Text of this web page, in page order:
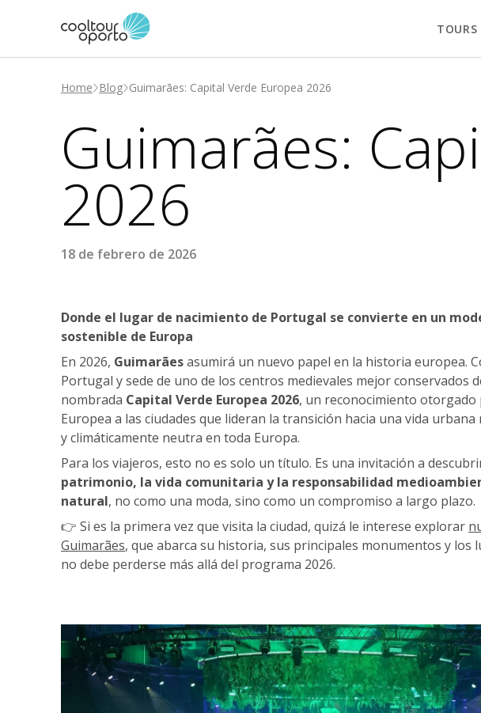
Home Blog Guimarães: Capital Verde Europea 2026
Guimarães:
2026
18 de febrero de 2026
Donde el lugar de nacimiento de Portugal se convierte en un
sostenible de Europa
En 2026, Guimarãesasumirá un nuevo papel en la historia europea.
Portugal y sede de uno de los centros medievales mejor conservados
nombrada Capital Verde Europea 2026, un reconocimiento otorgado
Europea a las ciudades que lideran la transición hacia una vida
y climáticamente neutra en toda Europa.
Para los viajeros, esto no es solo un título. Es una invitación a
patrimonio, la vida comunitaria y la responsabilidad
natural, no como una moda, sino como un compromiso a largo plazo.
👉 Si es la primera vez que visita la ciudad, quizá le interese explorar
Guimarães, que abarca su historia, sus principales monumentos y los
no debe perderse más allá del programa 2026.